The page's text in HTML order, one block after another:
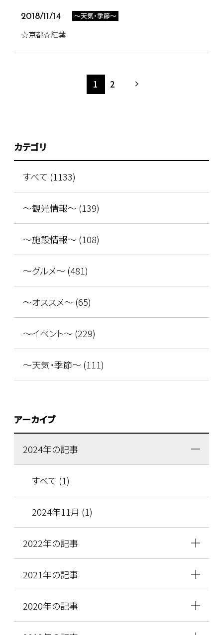
2018/11/14 ～天気・季節～
☆京都☆紅葉
1 2
カテゴリ
すべて (1133)
～観光情報～ (139)
～施設情報～ (108)
～グルメ～ (481)
～オススメ～ (65)
～イベント～ (229)
～天気・季節～ (111)
アーカイブ
2024年の記事
すべて (1)
2024年11月 (1)
2022年の記事
2021年の記事
2020年の記事